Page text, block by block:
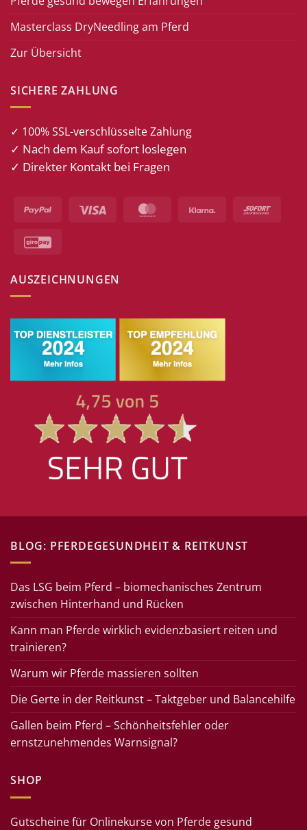
Masterclass DryNeedling am Pferd
Zur Übersicht
SICHERE ZAHLUNG
✓ 100% SSL-verschlüsselte Zahlung
✓ Nach dem Kauf sofort loslegen
✓ Direkter Kontakt bei Fragen
PayPal MasterCard Klarna Sofort
GiroPay
AUSZEICHNUNGEN
BLOG: PFERDEGESUNDHEIT & REITKUNST
Das LSG beim Pferd – biomechanisches Zentrum
zwischen Hinterhand und Rücken
Kann man Pferde wirklich evidenzbasiert reiten und
trainieren?
Warum wir Pferde massieren sollten
Die Gerte in der Reitkunst – Taktgeber und Balancehilfe
Gallen beim Pferd – Schönheitsfehler oder
ernstzunehmendes Warnsignal?
SHOP
Gutscheine für Onlinekurse von Pferde gesund